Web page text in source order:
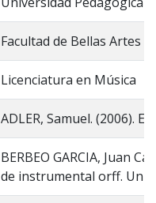
Facultad de Bellas Artes
Licenciatura en Música
ADLER, Samuel. (2006).
BERBEO GARCIA, Juan
de instrumental orff.